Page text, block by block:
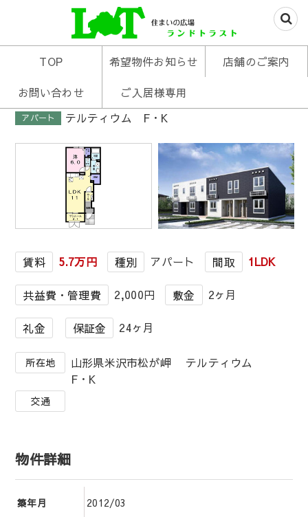
住まいの広場ランド
トラスト
米沢の不動産はお任せあれ
TOP 希望物件お知らせ 店舗のご案内
お問い合わせ ご入居様専用
アパート テルティウム F・K
/1
賃料 5.7万円 種別 アパート 間取 1LDK
共益費・管理費 2,000円 敷金 2ヶ月
礼金 保証金 24ヶ月
所在地
山形県米沢市松が岬 テルティウム
F・K
交通
物件詳細
築年月 2012/03